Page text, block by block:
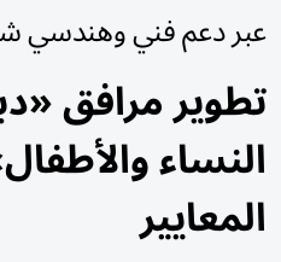
عبر دعم فني وهندسي
تطوير مرافق
النساء
المعايير